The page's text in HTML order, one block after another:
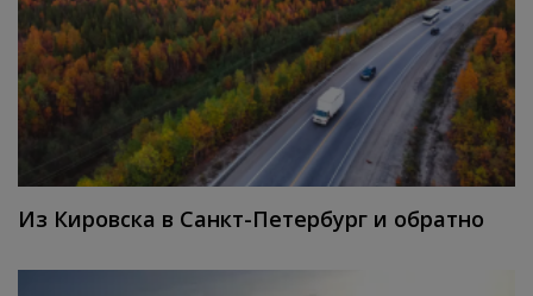
Из Кировска в Санкт-Петербург и обратно